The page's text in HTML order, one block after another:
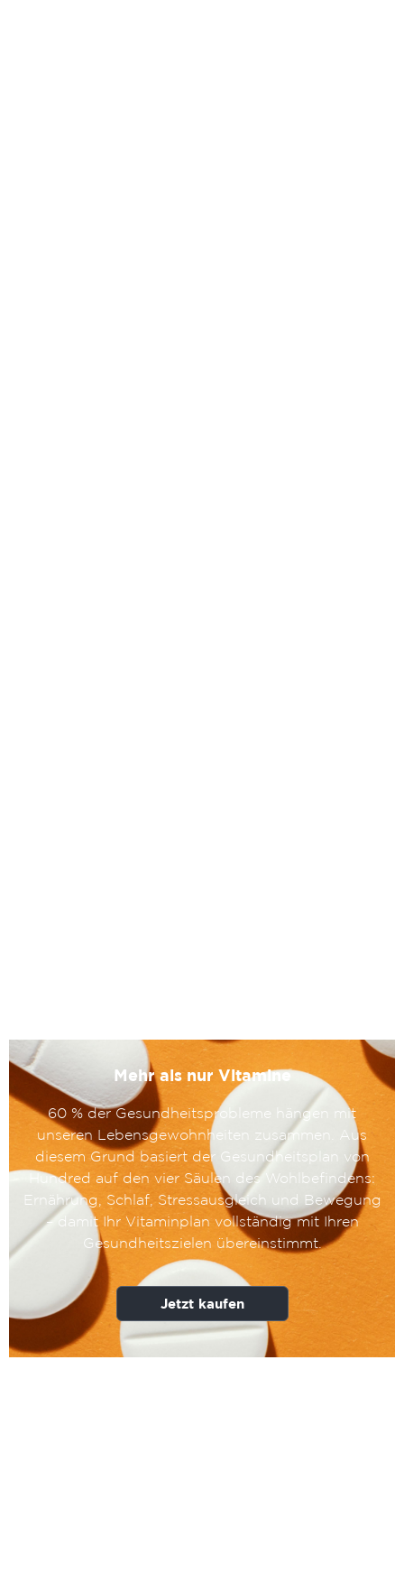
Mehr als nur Vitamine
60 % der Gesundheitsprobleme hängen mit
unseren Lebensgewohnheiten zusammen. Aus
diesem Grund basiert der Gesundheitsplan von
Hundred auf den vier Säulen des Wohlbefindens:
Ernährung, Schlaf, Stressausgleich und Bewegung
– damit Ihr Vitaminplan vollständig mit Ihren
Gesundheitszielen übereinstimmt.
Jetzt kaufen